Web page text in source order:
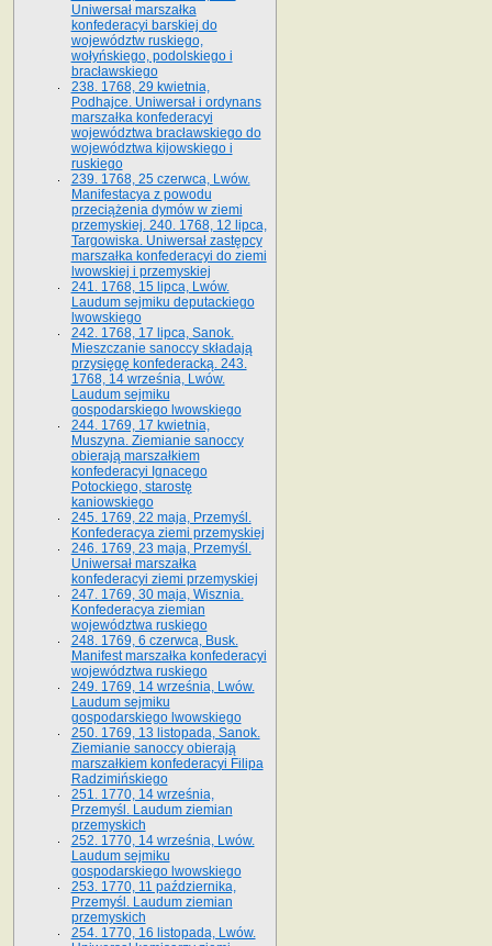
Uniwersał marszałka
konfederacyi barskiej do
województw ruskiego,
wołyńskiego, podolskiego i
bracławskiego
238. 1768, 29 kwietnia,
Podhajce. Uniwersał i ordynans
marszałka konfederacyi
województwa bracławskiego do
wo­jewództwa kijowskiego i
ruskiego
239. 1768, 25 czerwca, Lwów.
Manifestacya z powodu
przeciążenia dymów w ziemi
przemyskiej. 240. 1768, 12 lipca,
Targowiska. Uniwersał zastępcy
marszałka konfederacyi do ziemi
lwowskiej i przemyskiej
241. 1768, 15 lipca, Lwów.
Laudum sejmiku deputackiego
lwowskiego
242. 1768, 17 lipca, Sanok.
Mieszczanie sanoccy składają
przysięgę konfederacką. 243.
1768, 14 września, Lwów.
Laudum sejmiku
gospodarskiego lwowskiego
244. 1769, 17 kwietnia,
Muszyna. Ziemianie sanoccy
obierają marszałkiem
konfederacyi Ignacego
Potockiego, starostę
kaniowskiego
245. 1769, 22 maja, Przemyśl.
Konfederacya ziemi przemyskiej
246. 1769, 23 maja, Przemyśl.
Uniwersał marszałka
konfederacyi ziemi przemyskiej
247. 1769, 30 maja, Wisznia.
Konfederacya ziemian
województwa ruskiego
248. 1769, 6 czerwca, Busk.
Manifest marszałka konfederacyi
województwa ruskiego
249. 1769, 14 września, Lwów.
Laudum sejmiku
gospodarskiego lwowskiego
250. 1769, 13 listopada, Sanok.
Ziemianie sanoccy obierają
marszałkiem konfederacyi Filipa
Radzimińskiego
251. 1770, 14 września,
Przemyśl. Laudum ziemian
przemyskich
252. 1770, 14 września, Lwów.
Laudum sejmiku
gospodarskiego lwowskiego
253. 1770, 11 października,
Przemyśl. Laudum ziemian
przemyskich
254. 1770, 16 listopada, Lwów.